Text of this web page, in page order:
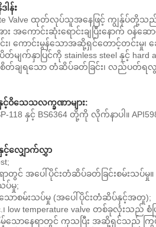
ါန်း
Valve ထုတ်လုပ်သူအနေဖြင့် ကျွန်ုပ်တို့သ
ောင်းဆုံးရောင်းချပြီးနောက် ဝန်ဆေ
း၊ ကောင်းမွန်သောအဆို့ရှင်တောင့်တင်းမှု၊
ာပြင်ကို stainless steel နှင့် hard
တ်ချရသော တံဆိပ်ခတ်ခြင်း၊ လည်ပတ်ရလွ
င့်ဝိသေသလက္ခဏာများ:
118 နှင့် BS6364 တို့ကို လိုက်နာပါ။
နှင့်လျှောက်လွှာ
ာတွင် အပေါ်ပိုင်းတံဆိပ်ခတ်ခြင်းစမ်းသပ်မှု။
ပ်မှု;
ောစမ်းသပ်မှု (အပေါ်ပိုင်းတံဆိပ်နှင့်အတူ);
၊ low temperature valve တစ်ခုလုံးသည် စံ
သောနေရာတွင် ကုသပြီး အဆို့ရှင်သည် က